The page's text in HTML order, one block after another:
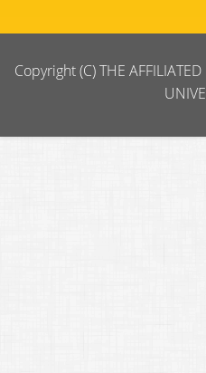
Copyright (C) THE